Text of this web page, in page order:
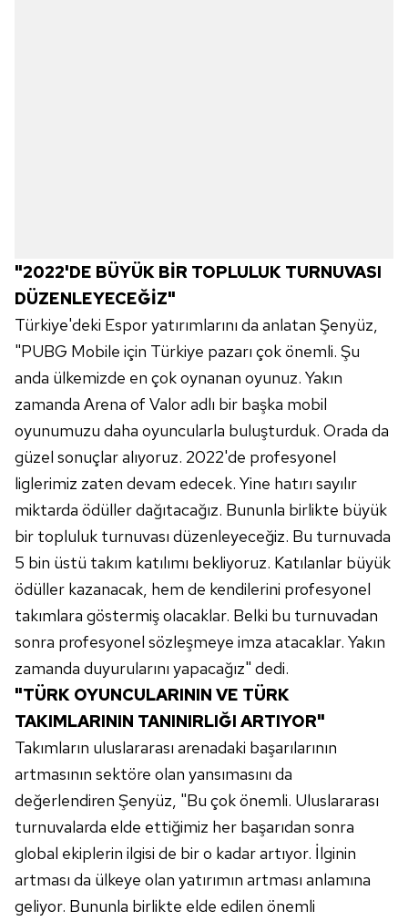
"2022'DE BÜYÜK BİR TOPLULUK TURNUVASI
DÜZENLEYECEĞİZ"
Türkiye'deki Espor yatırımlarını da anlatan Şenyüz,
"PUBG Mobile için Türkiye pazarı çok önemli. Şu
anda ülkemizde en çok oynanan oyunuz. Yakın
zamanda Arena of Valor adlı bir başka mobil
oyunumuzu daha oyuncularla buluşturduk. Orada da
güzel sonuçlar alıyoruz. 2022'de profesyonel
liglerimiz zaten devam edecek. Yine hatırı sayılır
miktarda ödüller dağıtacağız. Bununla birlikte büyük
bir topluluk turnuvası düzenleyeceğiz. Bu turnuvada
5 bin üstü takım katılımı bekliyoruz. Katılanlar büyük
ödüller kazanacak, hem de kendilerini profesyonel
takımlara göstermiş olacaklar. Belki bu turnuvadan
sonra profesyonel sözleşmeye imza atacaklar. Yakın
zamanda duyurularını yapacağız" dedi.
"TÜRK OYUNCULARININ VE TÜRK
TAKIMLARININ TANINIRLIĞI ARTIYOR"
Takımların uluslararası arenadaki başarılarının
artmasının sektöre olan yansımasını da
değerlendiren Şenyüz, "Bu çok önemli. Uluslararası
turnuvalarda elde ettiğimiz her başarıdan sonra
global ekiplerin ilgisi de bir o kadar artıyor. İlginin
artması da ülkeye olan yatırımın artması anlamına
geliyor. Bununla birlikte elde edilen önemli